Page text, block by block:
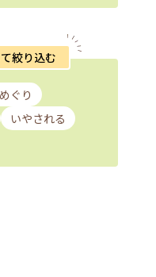
絞り込む
ぐり
いやされる